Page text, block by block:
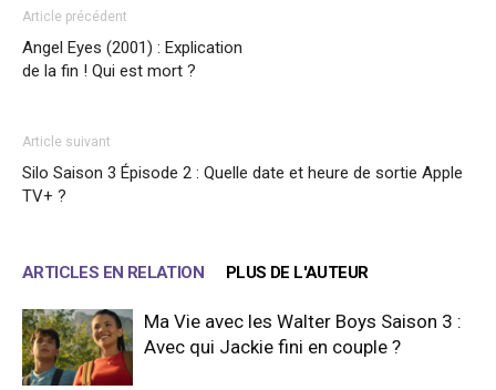
Article précédent
Angel Eyes (2001) : Explication
de la fin ! Qui est mort ?
Article suivant
Silo Saison 3 Épisode 2 : Quelle date et heure de sortie Apple
TV+ ?
ARTICLES EN RELATION PLUS DE L'AUTEUR
Ma Vie avec les Walter Boys Saison 3 :
Avec qui Jackie fini en couple ?